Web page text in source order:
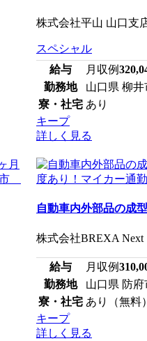
株式会社平山 山口支
スペシャル
給与
月収例
勤務地
山口県 柳井
寮・社宅 あり
キープ
詳しく見る
自動車内外部品の成
株式会社BREXA
給与 月収例
勤務地
山口県 防府
寮・社宅 あり（無料）
キープ
詳しく見る